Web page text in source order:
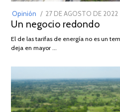
Opinión
POSTED
ON
27 DE AGOSTO DE 2022
Un negocio redondo
El de las tarifas de energía no es un
deja en mayor …